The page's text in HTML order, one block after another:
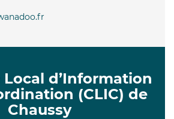
Local d’Information
(CLIC) de
Chaussy